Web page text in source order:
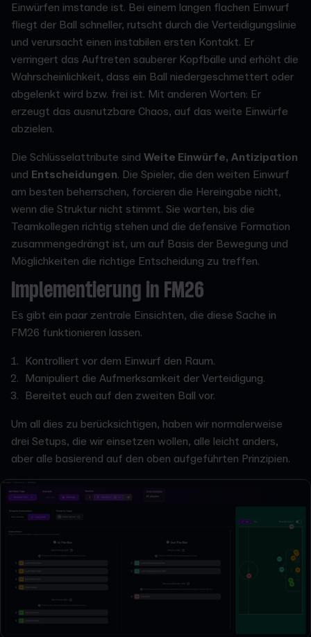
Einwürfen imstande ist. Bei einem langen flachen Einwurf
fliegt der Ball schneller, rutscht durch die Verteidigungslinie
und verursacht einen instabilen ersten Kontakt. Er
verringert das Auftreten sauberer Kopfbälle und erhöht die
Wahrscheinlichkeit, dass ein Ball niedergeschmettert oder
abgelenkt wird bzw. frei ist. Mit anderen Worten: Er
erzeugt das ausnutzbare Chaos, auf das weite Einwürfe
abzielen.
Die Schlüsselattribute sind Weite Einwürfe, Antizipation
und Entscheidungen. Die Spieler, die den weiten Einwurf
am besten beherrschen, forcieren die Hereingabe nicht,
wenn die Struktur nicht stimmt. Sie warten, bis die
Teamkollegen richtig stehen und die defensive Formation
zusammengedrängt ist, um auf Basis der Bewegung und
Möglichkeiten die richtige Entscheidung zu treffen.
Implementierung in FM26
Es gibt ein paar zentrale Einsichten, die diese Sache in
FM26 funktionieren lassen.
Kontrolliert vor dem Einwurf den Raum.
Manipuliert die Aufmerksamkeit der Verteidigung.
Bereitet euch auf den zweiten Ball vor.
Um all dies zu berücksichtigen, haben wir normalerweise
drei Setups, die wir einsetzen wollen, alle leicht anders,
aber alle basierend auf den oben aufgeführten Prinzipien.